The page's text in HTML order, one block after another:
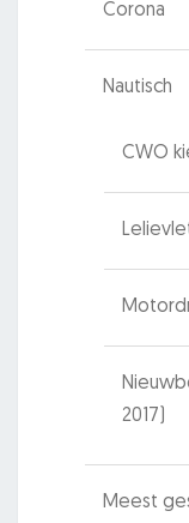
Corona
Nautisch
CWO
2017)
Meest